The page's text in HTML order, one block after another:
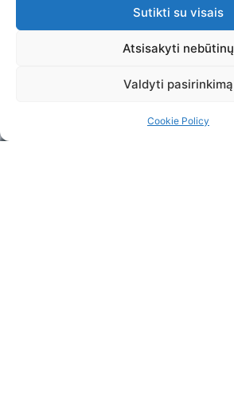
Sutikti su visais
Atsisakyti nebūtinų
Valdyti pasirinkimą
Cookie Policy